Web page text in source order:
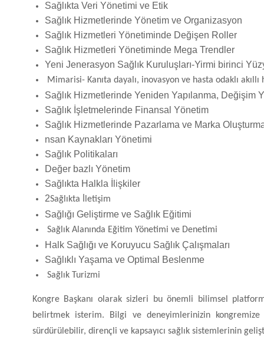
Sağlıkta Veri Yönetimi ve Etik
Sağlık Hizmetlerinde Yönetim ve Organizasyon
Sağlık Hizmetleri Yönetiminde Değişen Roller
Sağlık Hizmetleri Yönetiminde Mega Trendler
Yeni Jenerasyon Sağlık Kuruluşları-Yirmi birinci
Mimarisi- Kanıta dayalı, inovasyon ve hasta odaklı akıllı
Sağlık Hizmetlerinde Yeniden Yapılanma, Değişim
Sağlık İşletmelerinde Finansal Yönetim
Sağlık Hizmetlerinde Pazarlama ve Marka
nsan Kaynakları Yönetimi
Sağlık Politikaları
Değer bazlı Yönetim
Sağlıkta Halkla İlişkiler
2Sağlıkta İletişim
Sağlığı Geliştirme ve Sağlık Eğitimi
Sağlık Alanında Eğitim Yönetimi ve Denetimi
Halk Sağlığı ve Koruyucu Sağlık Çalışmaları
Sağlıklı Yaşama ve Optimal Beslenme
Sağlık Turizmi
Kongre Başkanı olarak sizleri bu önemli bilimsel
belirtmek isterim. Bilgi ve deneyimlerinizin
sürdürülebilir, dirençli ve kapsayıcı sağlık sistemlerinin